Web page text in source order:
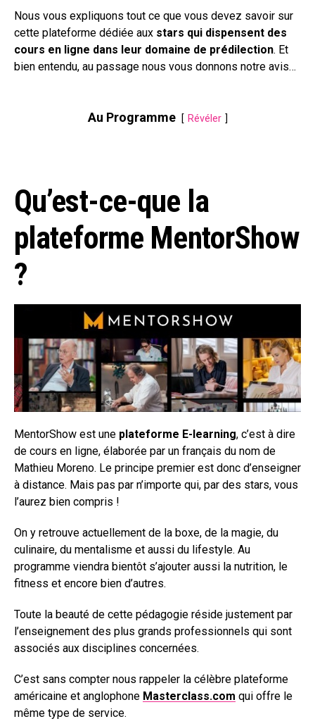
Nous vous expliquons tout ce que vous devez savoir sur
cette plateforme dédiée aux stars qui dispensent des
cours en ligne dans leur domaine de prédilection. Et
bien entendu, au passage nous vous donnons notre avis…
Au Programme Révéler
Qu’est-ce-que la
plateforme MentorShow
?
MentorShow est une plateforme E-learning, c’est à dire
de cours en ligne, élaborée par un français du nom de
Mathieu Moreno. Le principe premier est donc d’enseigner
à distance. Mais pas par n’importe qui, par des stars, vous
l’aurez bien compris !
On y retrouve actuellement de la boxe, de la magie, du
culinaire, du mentalisme et aussi du lifestyle. Au
programme viendra bientôt s’ajouter aussi la nutrition, le
fitness et encore bien d’autres.
Toute la beauté de cette pédagogie réside justement par
l’enseignement des plus grands professionnels qui sont
associés aux disciplines concernées.
C’est sans compter nous rappeler la célèbre plateforme
américaine et anglophone Masterclass.com qui offre le
même type de service.